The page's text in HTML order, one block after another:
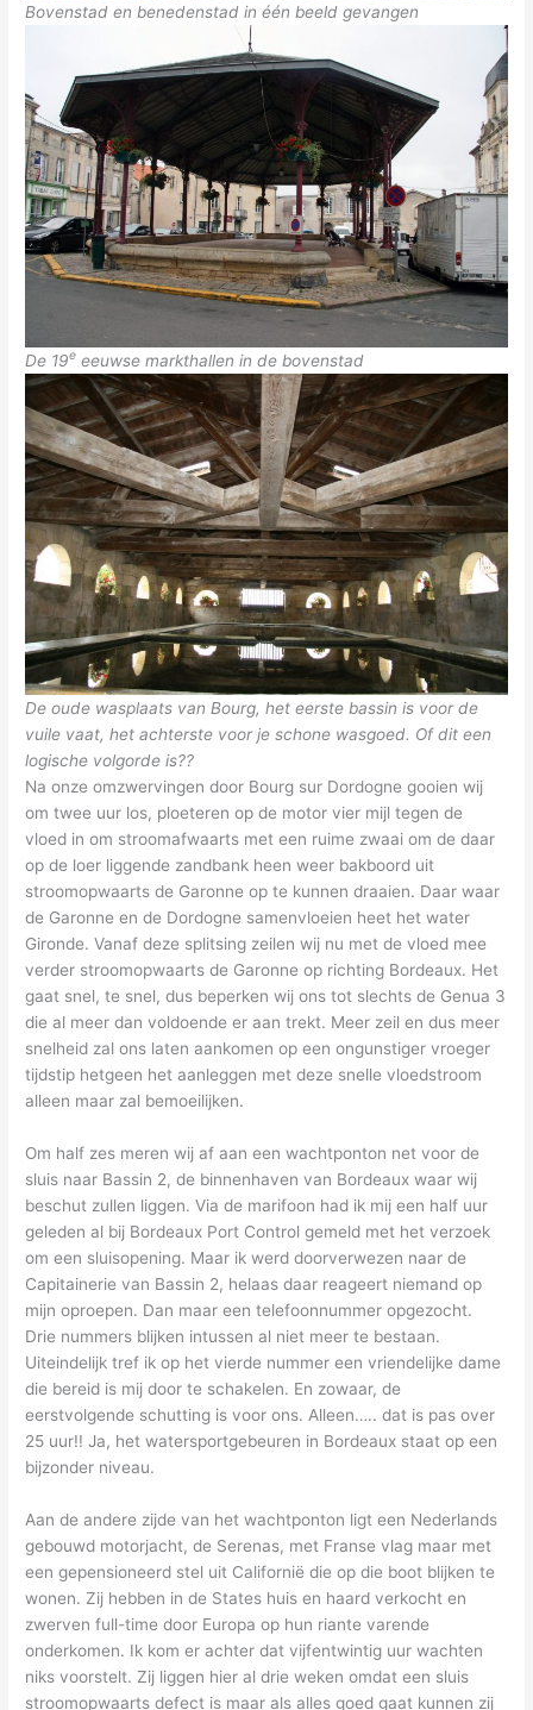
Bovenstad en benedenstad in één beeld gevangen
De 19e eeuwse markthallen in de bovenstad
De oude wasplaats van Bourg, het eerste bassin is voor de
vuile vaat, het achterste voor je schone wasgoed. Of dit een
logische volgorde is??
Na onze omzwervingen door Bourg sur Dordogne gooien wij
om twee uur los, ploeteren op de motor vier mijl tegen de
vloed in om stroomafwaarts met een ruime zwaai om de daar
op de loer liggende zandbank heen weer bakboord uit
stroomopwaarts de Garonne op te kunnen draaien. Daar waar
de Garonne en de Dordogne samenvloeien heet het water
Gironde. Vanaf deze splitsing zeilen wij nu met de vloed mee
verder stroomopwaarts de Garonne op richting Bordeaux. Het
gaat snel, te snel, dus beperken wij ons tot slechts de Genua 3
die al meer dan voldoende er aan trekt. Meer zeil en dus meer
snelheid zal ons laten aankomen op een ongunstiger vroeger
tijdstip hetgeen het aanleggen met deze snelle vloedstroom
alleen maar zal bemoeilijken.
Om half zes meren wij af aan een wachtponton net voor de
sluis naar Bassin 2, de binnenhaven van Bordeaux waar wij
beschut zullen liggen. Via de marifoon had ik mij een half uur
geleden al bij Bordeaux Port Control gemeld met het verzoek
om een sluisopening. Maar ik werd doorverwezen naar de
Capitainerie van Bassin 2, helaas daar reageert niemand op
mijn oproepen. Dan maar een telefoonnummer opgezocht.
Drie nummers blijken intussen al niet meer te bestaan.
Uiteindelijk tref ik op het vierde nummer een vriendelijke dame
die bereid is mij door te schakelen. En zowaar, de
eerstvolgende schutting is voor ons. Alleen….. dat is pas over
25 uur!! Ja, het watersportgebeuren in Bordeaux staat op een
bijzonder niveau.
Aan de andere zijde van het wachtponton ligt een Nederlands
gebouwd motorjacht, de Serenas, met Franse vlag maar met
een gepensioneerd stel uit Californië die op die boot blijken te
wonen. Zij hebben in de States huis en haard verkocht en
zwerven full-time door Europa op hun riante varende
onderkomen. Ik kom er achter dat vijfentwintig uur wachten
niks voorstelt. Zij liggen hier al drie weken omdat een sluis
stroomopwaarts defect is maar als alles goed gaat kunnen zij